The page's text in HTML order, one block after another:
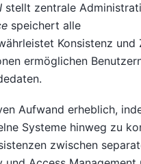
stellt zentrale
speichert alle
Konsistenz und
ermöglichen
Aufwand erheblich,
Systeme hinweg zu
zwischen